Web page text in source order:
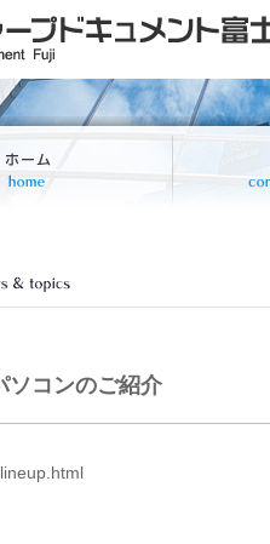
コンのご紹介